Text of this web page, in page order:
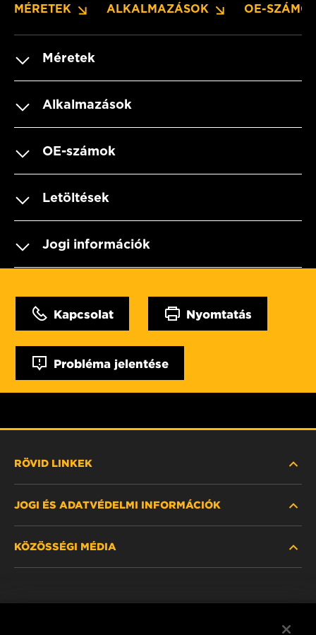
MÉRETEK ALKALMAZÁSOK OE-
Méretek
Alkalmazások
OE-számok
Letöltések
Jogi információk
Kapcsolat Nyomtatás
Probléma jelentése
RÖVID LINKEK
HOL KAPHATÓ
JOGI ÉS ADATVÉDELMI INFORMÁCIÓK
KÖZÖSSÉGI MÉDIA